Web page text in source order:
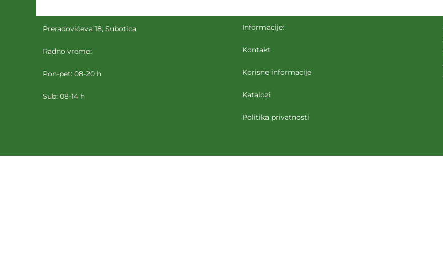
Preradovićeva 18, Subotica
Radno vreme:
Pon-pet: 08-20 h
Sub: 08-14 h
Informacije:
Kontakt
Korisne informacije
Katalozi
Politika privatnosti